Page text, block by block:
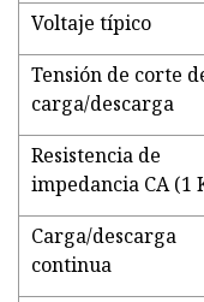
Voltaje típico
Tensión de corte
carga/descarga
Resistencia de
impedancia CA (1
Carga/descarga
continua